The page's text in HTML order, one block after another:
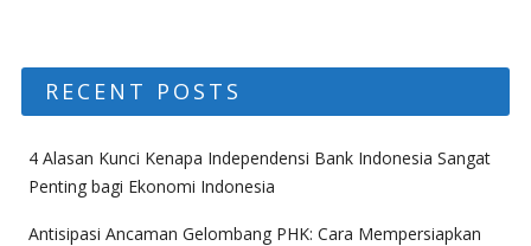
RECENT POSTS
4 Alasan Kunci Kenapa Independensi Bank Indonesia Sangat
Penting bagi Ekonomi Indonesia
Antisipasi Ancaman Gelombang PHK: Cara Mempersiapkan